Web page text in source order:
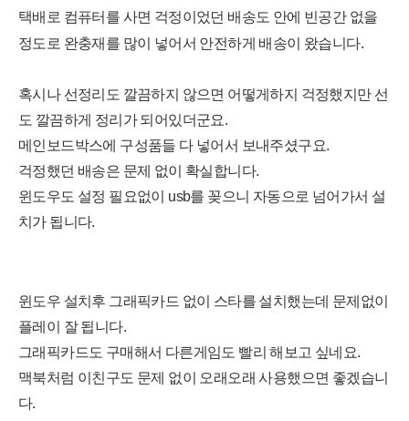
택배로 컴퓨터를 사면 걱정이었던 배송도 안에 빈공간 없을
정도로 완충재를 많이 넣어서 안전하게 배송이 왔습니다.
혹시나 선정리도 깔끔하지 않으면 어떻게하지 걱정했지만 선
도 깔끔하게 정리가 되어있더군요.
메인보드박스에 구성품들 다 넣어서 보내주셨구요.
걱정했던 배송은 문제 없이 확실합니다.
윈도우도 설정 필요없이 usb를 꽂으니 자동으로 넘어가서 설
치가 됩니다.
윈도우 설치후 그래픽카드 없이 스타를 설치했는데 문제없이
플레이 잘 됩니다.
그래픽카드도 구매해서 다른게임도 빨리 해보고 싶네요.
맥북처럼 이친구도 문제 없이 오래오래 사용했으면 좋겠습니
다.